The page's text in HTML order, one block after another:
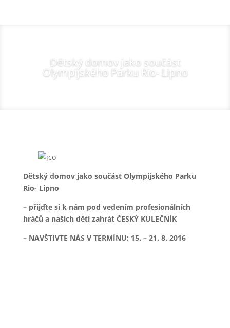
Dětský domov jako součást
Olympijského Parku Rio- Lipno
Dětský domov jako součást Olympijského Parku
Rio- Lipno
– přijďte si k nám pod vedením profesionálních
hráčů a našich dětí zahrát ČESKÝ KULEČNÍK
– NAVŠTIVTE NÁS V TERMÍNU: 15. – 21. 8. 2016